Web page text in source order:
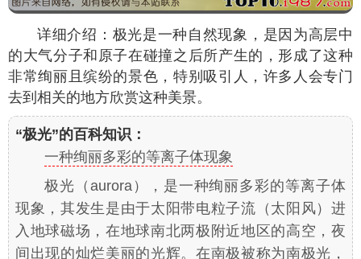
详细介绍：极光是一种自然现象，是因为高层中
的大气分子和原子在碰撞之后所产生的，形成了这种
非常绚丽且缤纷的景色，特别吸引人，许多人会专门
去到相关的地方欣赏这种美景。
“极光”的百科知识：
一种绚丽多彩的等离子体现象
极光（aurora），是一种绚丽多彩的等离子体
现象，其发生是由于太阳带电粒子流（太阳风）进
入地球磁场，在地球南北两极附近地区的高空，夜
间出现的灿烂美丽的光辉。在南极被称为南极光，